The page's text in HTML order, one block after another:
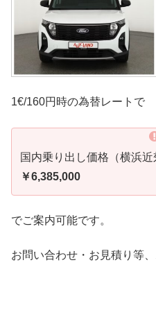
1€/160円時の為替レートで
国内乗り出し価格（横浜
￥6,385,000
でご案内可能です。
お問い合わせ・お見積り等